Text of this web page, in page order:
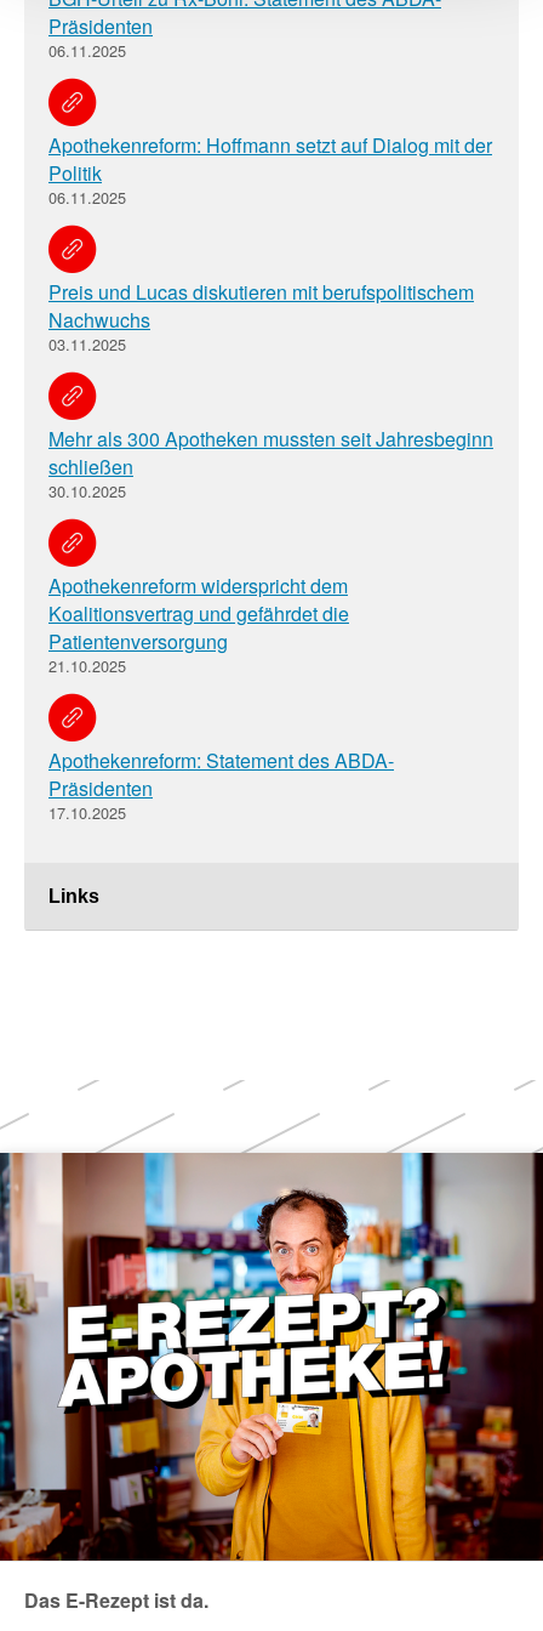
Links
Präsidenten
06.11.2025
Apothekenreform: Hoffmann setzt auf Dialog mit der
Politik
06.11.2025
Preis und Lucas diskutieren mit berufspolitischem
Nachwuchs
03.11.2025
Mehr als 300 Apotheken mussten seit Jahresbeginn
schließen
30.10.2025
Apothekenreform widerspricht dem
Koalitionsvertrag und gefährdet die
Patientenversorgung
21.10.2025
Apothekenreform: Statement des ABDA-
Präsidenten
17.10.2025
Weitere
Themen
Das E-Rezept ist da.